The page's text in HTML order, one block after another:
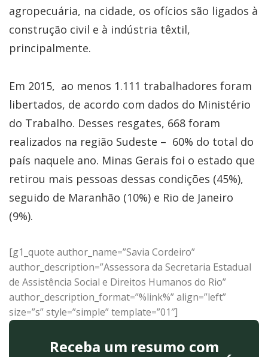
agropecuária, na cidade, os ofícios são ligados à
construção civil e à indústria têxtil,
principalmente.
Em 2015, ao menos 1.111 trabalhadores foram
libertados, de acordo com dados do Ministério
do Trabalho. Desses resgates, 668 foram
realizados na região Sudeste – 60% do total do
país naquele ano. Minas Gerais foi o estado que
retirou mais pessoas dessas condições (45%),
seguido de Maranhão (10%) e Rio de Janeiro
(9%).
[g1_quote author_name=”Savia Cordeiro”
author_description=”Assessora da Secretaria Estadual
de Assistência Social e Direitos Humanos do Rio”
author_description_format=”%link%” align=”left”
size=”s” style=”simple” template=”01″]
Receba um resumo com